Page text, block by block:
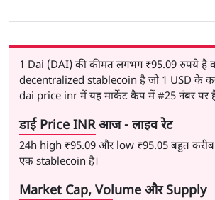
1 Dai (DAI) की कीमत लगभग ₹95.09 रुपये है
decentralized stablecoin है जो 1 USD के
dai price inr में यह मार्केट कैप में#25 नंबर पर
डाई Price INR आज - लाइव रेट
24h high ₹95.09 और low ₹95.05 बहुत
एक stablecoin है।
Market Cap, Volume और Supply